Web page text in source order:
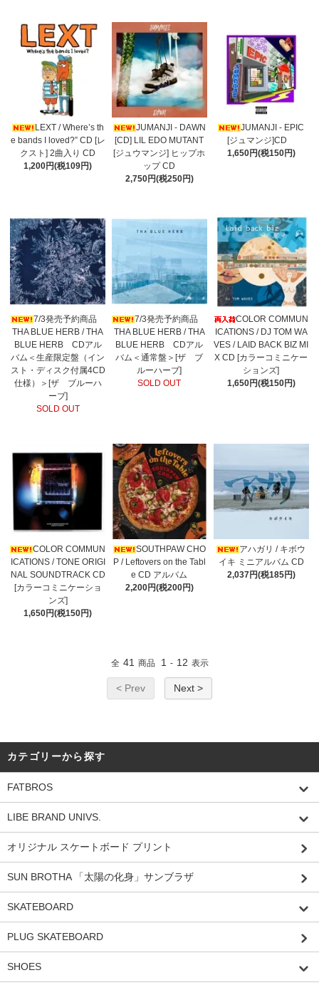
LEXT / Where’s th
e bands I loved?” CD [レ
クスト] 2曲入り CD
1,200円(税109円)
JUMANJI - DAWN
[CD] LIL EDO MUTANT
[ジュウマンジ] ヒップホ
ップ CD
2,750円(税250円)
JUMANJI - EPIC
[ジュマンジ]CD
1,650円(税150円)
7/3発売予約商品
THA BLUE HERB / THA
BLUE HERB CDアル
バム＜生産限定盤（イン
スト・ディスク付属4CD
仕様）＞[ザ ブルーハ
ーブ]
SOLD OUT
7/3発売予約商品
THA BLUE HERB / THA
BLUE HERB CDアル
バム＜通常盤＞[ザ ブ
ルーハーブ]
SOLD OUT
COLOR COMMUN
ICATIONS / DJ TOM WA
VES / LAID BACK BIZ MI
X CD [カラーコミニケー
ションズ]
1,650円(税150円)
COLOR COMMUN
ICATIONS / TONE ORIGI
NAL SOUNDTRACK CD
[カラーコミニケーショ
ンズ]
1,650円(税150円)
SOUTHPAW CHO
P / Leftovers on the Tabl
e CD アルバム
2,200円(税200円)
アハガリ / キボウ
イキ ミニアルバム CD
2,037円(税185円)
全 41 商品 1 - 12 表示
< Prev Next >
カテゴリーから探す
FATBROS
LIBE BRAND UNIVS.
オリジナル スケートボード プリント
SUN BROTHA 「太陽の化身」サンブラザ
SKATEBOARD
PLUG SKATEBOARD
SHOES